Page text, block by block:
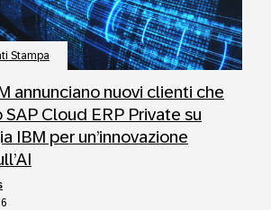
Stampa
annunciano nuovi clienti che
Cloud ERP Private su
IBM per un’innovazione